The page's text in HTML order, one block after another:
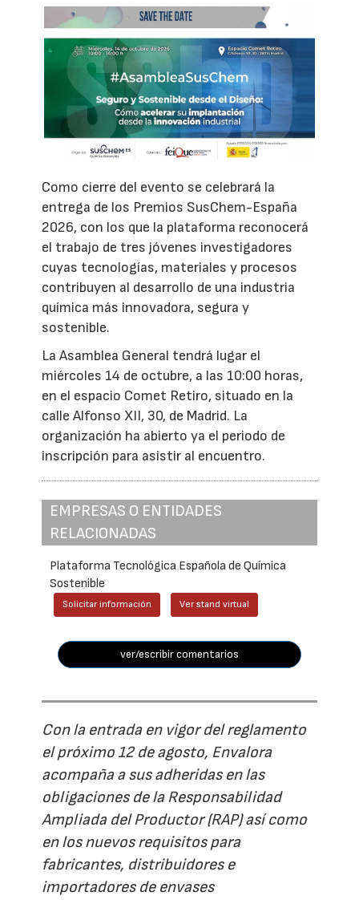
Como cierre del evento se celebrará la
entrega de los Premios SusChem-España
2026, con los que la plataforma reconocerá
el trabajo de tres jóvenes investigadores
cuyas tecnologías, materiales y procesos
contribuyen al desarrollo de una industria
química más innovadora, segura y
sostenible.
La Asamblea General tendrá lugar el
miércoles 14 de octubre, a las 10:00 horas,
en el espacio Comet Retiro, situado en la
calle Alfonso XII, 30, de Madrid. La
organización ha abierto ya el periodo de
inscripción para asistir al encuentro.
EMPRESAS O ENTIDADES
RELACIONADAS
Plataforma Tecnológica Española de Química
Sostenible
Solicitar información Ver stand virtual
ver/escribir comentarios
Con la entrada en vigor del reglamento
el próximo 12 de agosto, Envalora
acompaña a sus adheridas en las
obligaciones de la Responsabilidad
Ampliada del Productor (RAP) así como
en los nuevos requisitos para
fabricantes, distribuidores e
importadores de envases